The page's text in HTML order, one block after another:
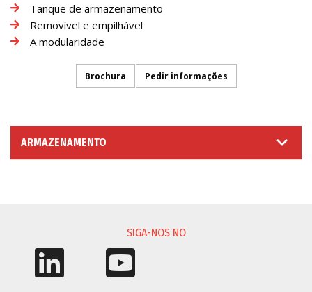
Tanque de armazenamento
Removível e empilhável
A modularidade
Brochura Pedir informações
ARMAZENAMENTO
SIGA-NOS NO